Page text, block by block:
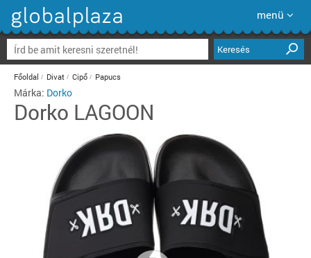
menü
Keresés
Főoldal Divat Cipő Papucs
Márka: Dorko
Dorko LAGOON